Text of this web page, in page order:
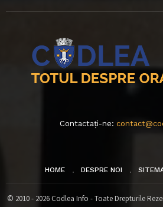
Contactați-ne:
HOME DESPRE NOI
© 2010 - 2026 Codlea Info - Toate Drepturile